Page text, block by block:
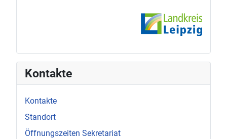
Kontakte
Kontakte
Standort
Öffnungszeiten Sekretariat